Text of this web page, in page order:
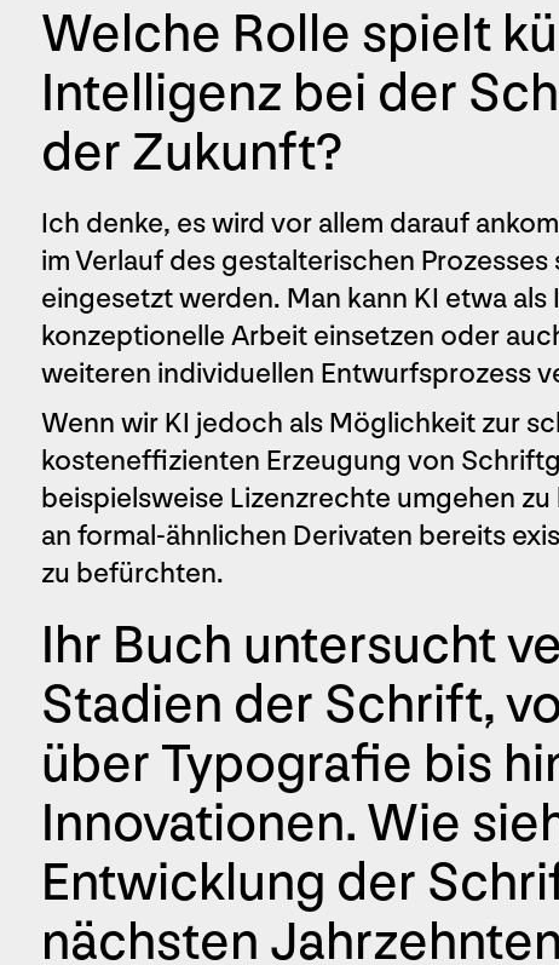
Welche Rolle spielt
Intelligenz bei der
der Zukunft?
Ich denke, es wird vor allem darauf
im Verlauf des gestalterischen
eingesetzt werden. Man kann KI etwa
konzeptionelle Arbeit einsetzen oder
weiteren individuellen Entwurfsprozess
Wenn wir KI jedoch als Möglichkeit zur
kosteneffizienten Erzeugung von
beispielsweise Lizenzrechte umgehen
an formal-ähnlichen Derivaten bereits
zu befürchten.
Ihr Buch untersucht
Stadien der Schrift,
über Typografie bis
Innovationen. Wie
Entwicklung der
nächsten